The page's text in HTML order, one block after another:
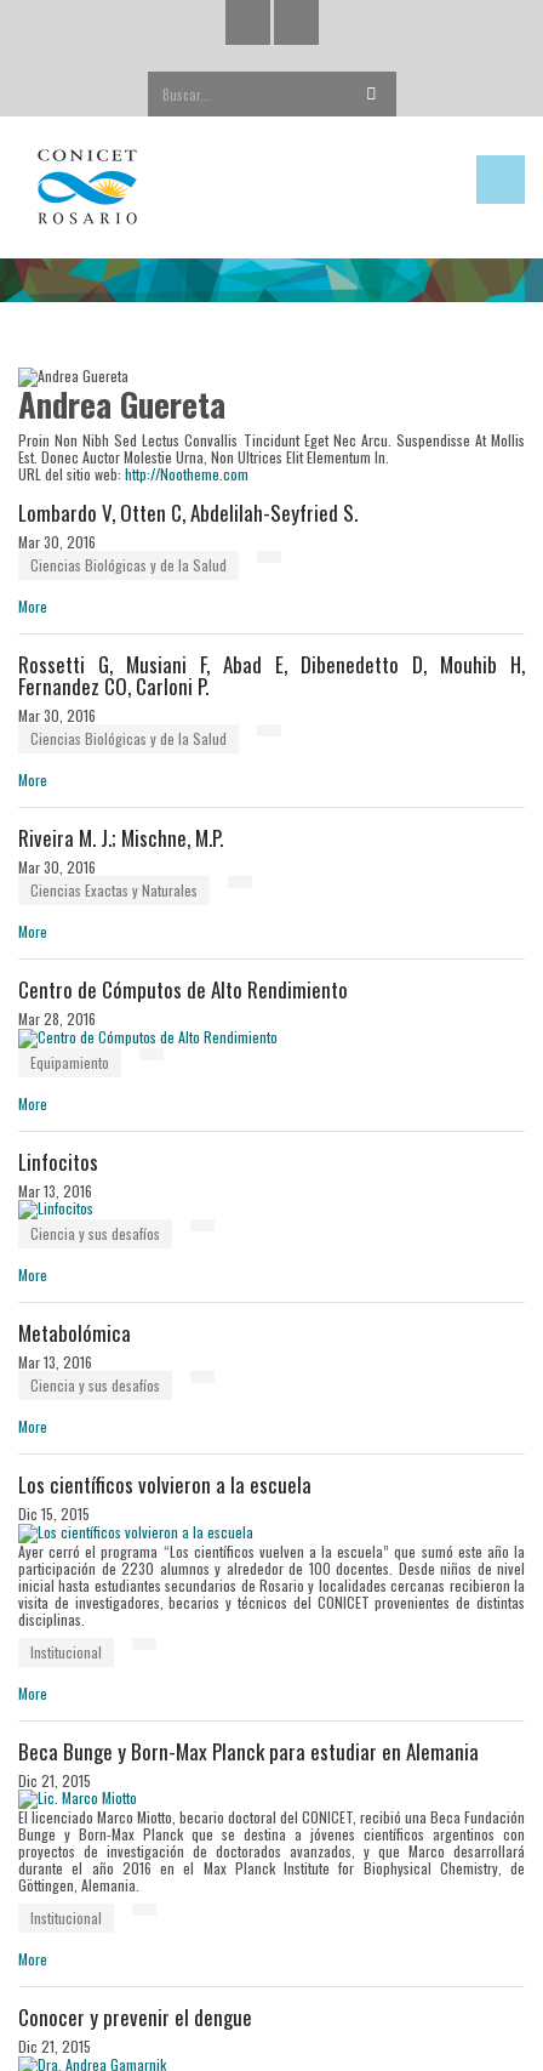
Andrea Guereta
Proin Non Nibh Sed Lectus Convallis Tincidunt Eget Nec Arcu. Suspendisse At Mollis
Est. Donec Auctor Molestie Urna, Non Ultrices Elit Elementum In.
URL del sitio web: http://Nootheme.com
Lombardo V, Otten C, Abdelilah-Seyfried S.
Mar 30, 2016
Ciencias Biológicas y de la Salud
More
Rossetti G, Musiani F, Abad E, Dibenedetto D, Mouhib H,
Fernandez CO, Carloni P.
Mar 30, 2016
Ciencias Biológicas y de la Salud
More
Riveira M. J.; Mischne, M.P.
Mar 30, 2016
Ciencias Exactas y Naturales
More
Centro de Cómputos de Alto Rendimiento
Mar 28, 2016
Equipamiento
More
Linfocitos
Mar 13, 2016
Ciencia y sus desafíos
More
Metabolómica
Mar 13, 2016
Ciencia y sus desafíos
More
Los científicos volvieron a la escuela
Dic 15, 2015
Ayer cerró el programa “Los científicos vuelven a la escuela” que sumó este año la
participación de 2230 alumnos y alrededor de 100 docentes. Desde niños de nivel
inicial hasta estudiantes secundarios de Rosario y localidades cercanas recibieron la
visita de investigadores, becarios y técnicos del CONICET provenientes de distintas
disciplinas.
Institucional
More
Beca Bunge y Born-Max Planck para estudiar en Alemania
Dic 21, 2015
El licenciado Marco Miotto, becario doctoral del CONICET, recibió una Beca Fundación
Bunge y Born-Max Planck que se destina a jóvenes científicos argentinos con
proyectos de investigación de doctorados avanzados, y que Marco desarrollará
durante el año 2016 en el Max Planck Institute for Biophysical Chemistry, de
Göttingen, Alemania.
Institucional
More
Conocer y prevenir el dengue
Dic 21, 2015